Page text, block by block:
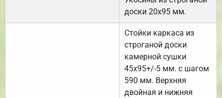
доски 20х95 мм.
Стойки каркаса из
строганой доски
камерной сушки
45х95+/-5 мм. с шагом
590 мм. Верхняя
двойная и нижняя